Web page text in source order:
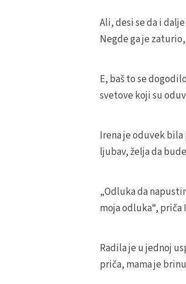
Ali, desi se da i
Negde ga je
E, baš to se
svetove koji su
Irena je oduvek
ljubav, želja da
„Odluka da
moja odluka“, priča
Radila je u jednoj
priča, mama je